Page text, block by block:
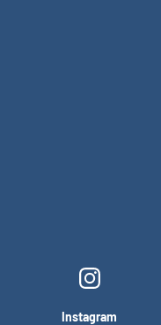
Instagram